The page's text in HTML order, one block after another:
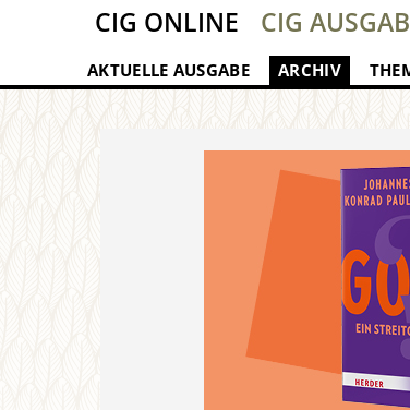
CIG ONLINE CIG
AKTUELLE AUSGABE ARCHIV